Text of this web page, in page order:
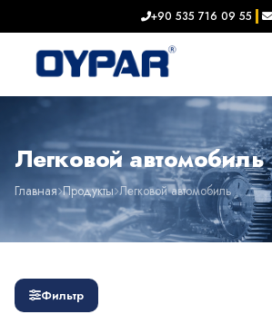
+90 535 716 09 55
Легковой автомобиль
Главная Продукты Легковой автомобиль
Фильтр